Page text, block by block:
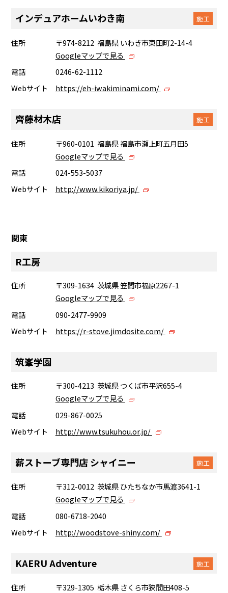
インデュアホームいわき南 施工
住所
〒974-8212 福島県 いわき市東田町2-14-4
Googleマップで見る
電話
0246-62-1112
Webサイト
https://eh-iwakiminami.com/
齊藤材木店 施工
住所
〒960-0101 福島県 福島市瀬上町五月田5
Googleマップで見る
電話
024-553-5037
Webサイト
http://www.kikoriya.jp/
関東
R工房
住所
〒309-1634 茨城県 笠間市福原2267-1
Googleマップで見る
電話
090-2477-9909
Webサイト
https://r-stove.jimdosite.com/
筑峯学園
住所
〒300-4213 茨城県 つくば市平沢655-4
Googleマップで見る
電話
029-867-0025
Webサイト
http://www.tsukuhou.or.jp/
薪ストーブ専門店 シャイニー 施工
住所
〒312-0012 茨城県 ひたちなか市馬渡3641-1
Googleマップで見る
電話
080-6718-2040
Webサイト
http://woodstove-shiny.com/
KAERU Adventure 施工
住所
〒329-1305 栃木県 さくら市狹間田408-5